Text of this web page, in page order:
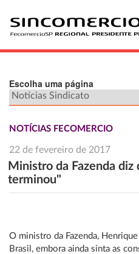
Escolha uma página
NOTÍCIAS FECOMERCIO
22 de fevereiro de 2017
Ministro da Fazenda diz
terminou"
O ministro da Fazenda,
Brasil, embora ainda sinta as